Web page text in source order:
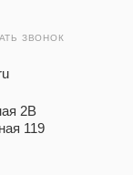
ЗВОНОК
2В
119